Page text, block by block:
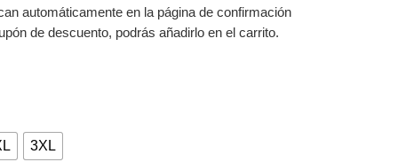
automáticamente en la página de confirmación
de descuento, podrás añadirlo en el carrito.
3XL